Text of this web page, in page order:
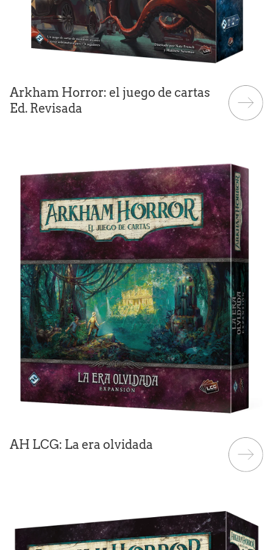
Arkham Horror: el juego de cartas
Ed. Revisada
AH LCG: La era olvidada